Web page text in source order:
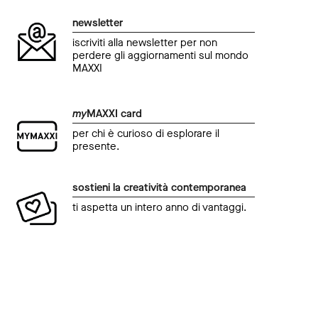
newsletter
iscriviti alla newsletter per non
perdere gli aggiornamenti sul mondo
MAXXI
myMAXXI card
per chi è curioso di esplorare il
presente.
sostieni la creatività contemporanea
ti aspetta un intero anno di vantaggi.